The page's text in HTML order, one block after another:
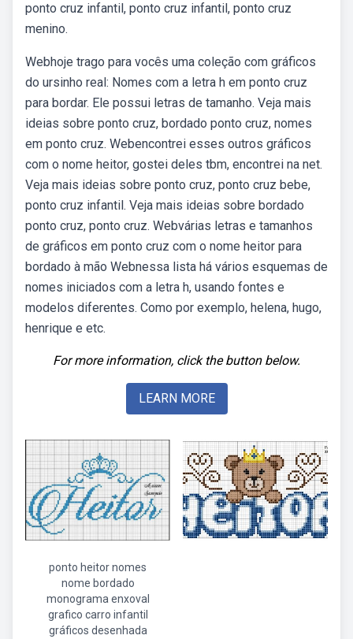
ponto cruz infantil, ponto cruz infantil, ponto cruz
menino.
Webhoje trago para vocês uma coleção com gráficos
do ursinho real: Nomes com a letra h em ponto cruz
para bordar. Ele possui letras de tamanho. Veja mais
ideias sobre ponto cruz, bordado ponto cruz, nomes
em ponto cruz. Webencontrei esses outros gráficos
com o nome heitor, gostei deles tbm, encontrei na net.
Veja mais ideias sobre ponto cruz, ponto cruz bebe,
ponto cruz infantil. Veja mais ideias sobre bordado
ponto cruz, ponto cruz. Webvárias letras e tamanhos
de gráficos em ponto cruz com o nome heitor para
bordado à mão Webnessa lista há vários esquemas de
nomes iniciados com a letra h, usando fontes e
modelos diferentes. Como por exemplo, helena, hugo,
henrique e etc.
For more information, click the button below.
LEARN MORE
ponto heitor nomes
nome bordado
monograma enxoval
grafico carro infantil
gráficos desenhada